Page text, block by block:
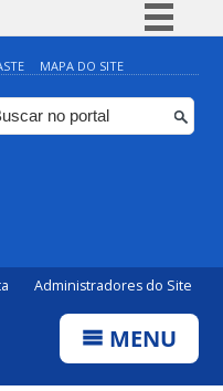
Simplifique!
Comunica BR
Participe
MAPA DO SITE
Administradores do Site
MENU